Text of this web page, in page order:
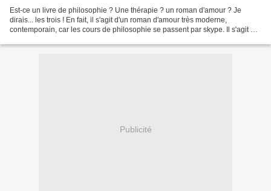
Est-ce un livre de philosophie ? Une thérapie ? un roman d'amour ? Je
dirais... les trois ! En fait, il s'agit d'un roman d'amour très moderne,
contemporain, car les cours de philosophie se passent par skype. Il s'agit de
Publicité